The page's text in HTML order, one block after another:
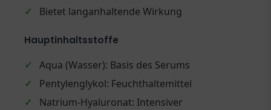
✓
Bietet langanhaltende Wirkung
Hauptinhaltsstoffe
✓
Aqua (Wasser): Basis des Serums
✓
Pentylenglykol: Feuchthaltemittel
✓
Natrium-Hyaluronat: Intensiver